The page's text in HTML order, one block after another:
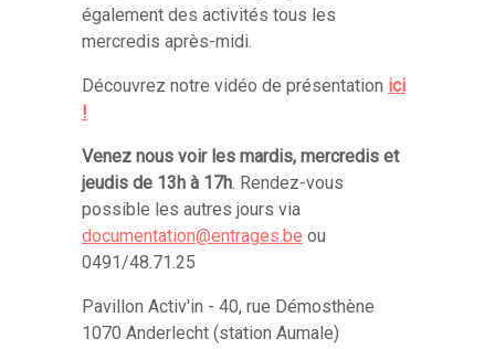
également des activités tous les
mercredis après-midi.
Découvrez notre vidéo de présentation ici
!
Venez nous voir les mardis, mercredis et
jeudis de 13h à 17h. Rendez-vous
possible les autres jours via
documentation@entrages.be ou
0491/48.71.25
Pavillon Activ'in - 40, rue Démosthène
1070 Anderlecht (station Aumale)